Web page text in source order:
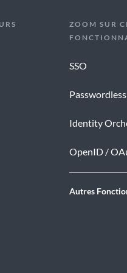
ZOOM SUR
SSO
Identity
OpenID /
Autres